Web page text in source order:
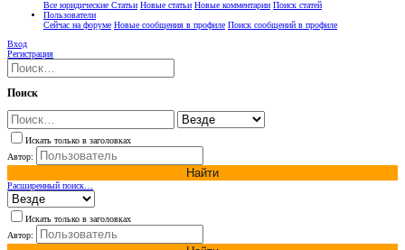
Все юридические Статьи Новые статьи Новые комментарии Поиск статей
Пользователи
Сейчас на форуме Новые сообщения в профиле Поиск сообщений в профиле
Вход
Регистрация
Поиск
Искать только в заголовках
Автор:
Найти
Расширенный поиск…
Искать только в заголовках
Автор: